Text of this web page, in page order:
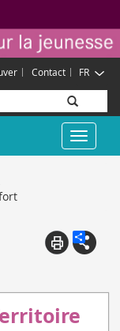
FR
Contact
Toggle